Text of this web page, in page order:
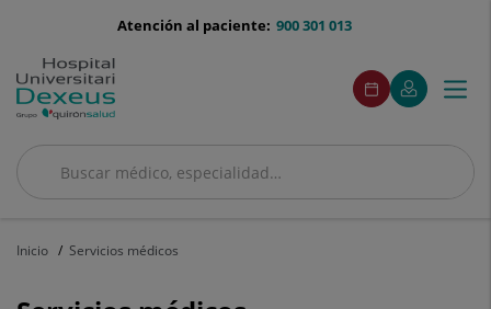
menu-
900 301 013
Atención al paciente:
Buscar
Buscar
menú
acceso
Pedir
cita
Este
enlace
se
una
Mi
Quirónsalud
Este
enlace
se
una
ventana
Menú
Inicio Servicios médicos